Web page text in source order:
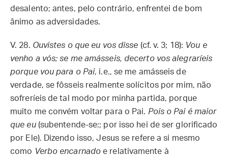
desalento; antes, pelo contrário, enfrentei de bom
ânimo as adversidades.
V. 28. Ouvistes o que eu vos disse (cf. v. 3; 18): Vou e
venho a vós; se me amásseis, decerto vos alegraríeis
porque vou para o Pai, i.e., se me amásseis de
verdade, se fôsseis realmente solícitos por mim, não
sofreríeis de tal modo por minha partida, porque
muito me convém voltar para o Pai. Pois o Pai é maior
que eu(subentende-se:; por isso hei de ser glorificado
por Ele). Dizendo isso, Jesus se refere a si mesmo
como Verbo encarnado e relativamente à